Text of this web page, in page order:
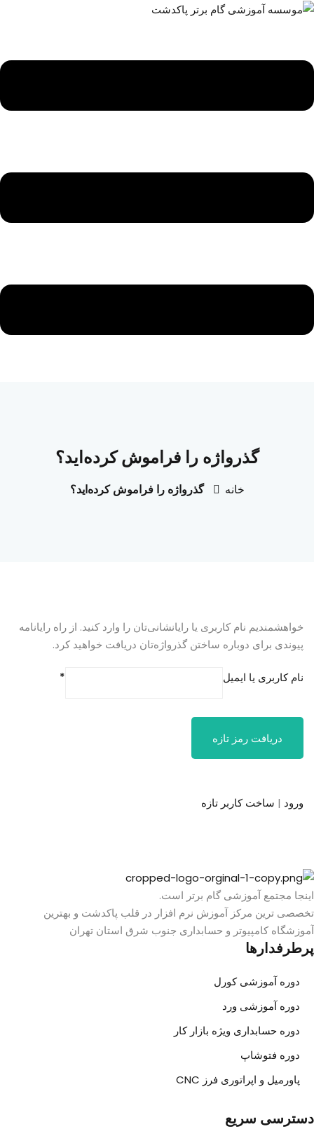
به
گذرواژه را فراموش کرده‌اید؟
خانه گذرواژه را فراموش کرده‌اید؟
خواهشمندیم نام کاربری یا رایانشانی‌تان را وارد کنید. از راه رایانامه
پیوندی برای دوباره ساختن گذرواژه‌تان دریافت خواهید کرد.
نام کاربری یا ایمیل
ورود | ساخت کاربر تازه
اینجا مجتمع آموزشی گام برتر است.
تخصصی ترین مرکز آموزش نرم افزار در قلب پاکدشت و بهترین
آموزشگاه کامپیوتر و حسابداری جنوب شرق استان تهران
پرطرفدارها
دوره آموزشی کورل
دوره آموزشی ورد
دوره حسابداری ویژه بازار کار
دوره فتوشاپ
پاورمیل و اپراتوری فرز CNC
دسترسی سریع